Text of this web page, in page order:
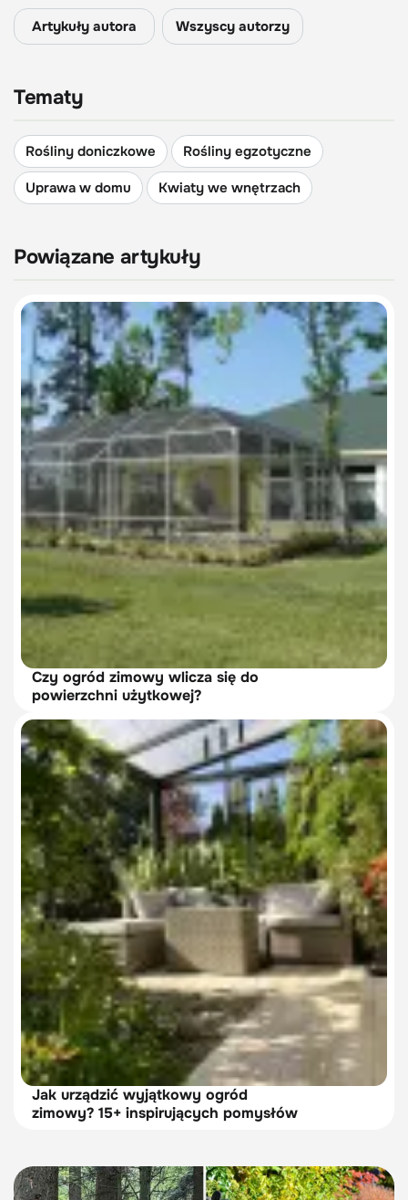
Artykuły autora Wszyscy autorzy
Tematy
Rośliny doniczkowe
Rośliny egzotyczne
Uprawa w domu
Kwiaty we wnętrzach
Powiązane artykuły
Czy ogród zimowy wlicza się do
powierzchni użytkowej?
Jak urządzić wyjątkowy ogród
zimowy? 15+ inspirujących pomysłów